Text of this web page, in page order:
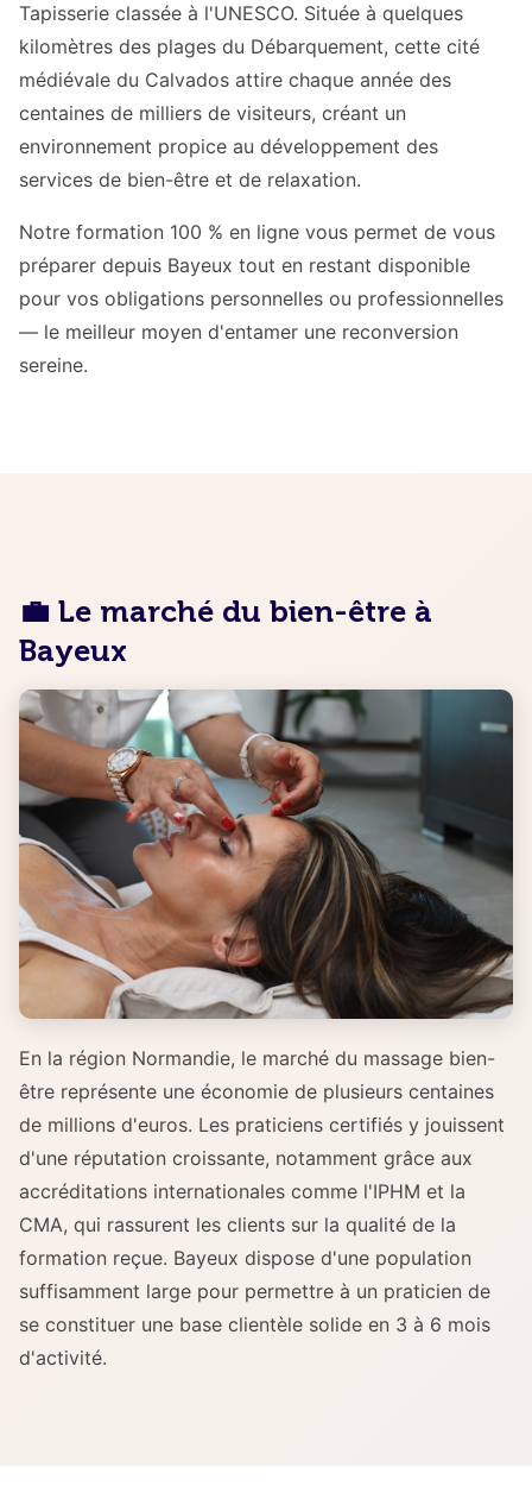
Tapisserie classée à l'UNESCO. Située à quelques
kilomètres des plages du Débarquement, cette cité
médiévale du Calvados attire chaque année des
centaines de milliers de visiteurs, créant un
environnement propice au développement des
services de bien-être et de relaxation.
Notre formation 100 % en ligne vous permet de vous
préparer depuis Bayeux tout en restant disponible
pour vos obligations personnelles ou professionnelles
— le meilleur moyen d'entamer une reconversion
sereine.
💼 Le marché du bien-être à
Bayeux
En la région Normandie, le marché du massage bien-
être représente une économie de plusieurs centaines
de millions d'euros. Les praticiens certifiés y jouissent
d'une réputation croissante, notamment grâce aux
accréditations internationales comme l'IPHM et la
CMA, qui rassurent les clients sur la qualité de la
formation reçue. Bayeux dispose d'une population
suffisamment large pour permettre à un praticien de
se constituer une base clientèle solide en 3 à 6 mois
d'activité.